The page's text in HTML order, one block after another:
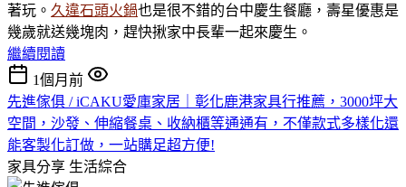
著玩。 久違石頭火鍋也是很不錯的台中慶生餐廳，壽星優惠是
幾歲就送幾塊肉，趕快揪家中長輩一起來慶生。
繼續閱讀
1個月前
先進傢俱 / iCAKU愛庫家居｜彰化鹿港家具行推薦，3000坪大
空間，沙發、伸縮餐桌、收納櫃等通通有，不僅款式多樣化還
能客製化訂做，一站購足超方便!
家具分享 生活綜合